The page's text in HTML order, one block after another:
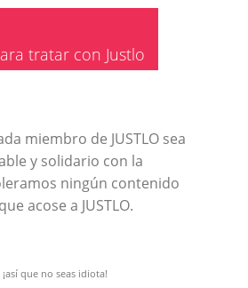
tratar con Justlo
miembro de JUSTLO sea
y solidario con la
ningún contenido
acose a JUSTLO.
que no seas idiota!